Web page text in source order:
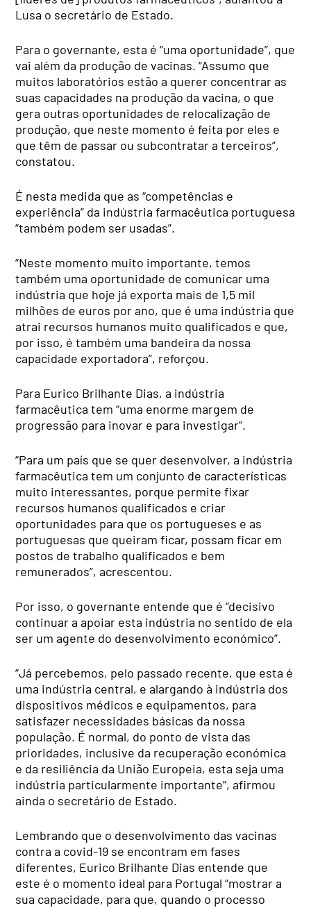
Lusa o secretário de Estado.
Para o governante, esta é “uma oportunidade”, que
vai além da produção de vacinas. “Assumo que
muitos laboratórios estão a querer concentrar as
suas capacidades na produção da vacina, o que
gera outras oportunidades de relocalização de
produção, que neste momento é feita por eles e
que têm de passar ou subcontratar a terceiros”,
constatou.
É nesta medida que as “competências e
experiência” da indústria farmacêutica portuguesa
“também podem ser usadas”.
“Neste momento muito importante, temos
também uma oportunidade de comunicar uma
indústria que hoje já exporta mais de 1,5 mil
milhões de euros por ano, que é uma indústria que
atrai recursos humanos muito qualificados e que,
por isso, é também uma bandeira da nossa
capacidade exportadora”, reforçou.
Para Eurico Brilhante Dias, a indústria
farmacêutica tem “uma enorme margem de
progressão para inovar e para investigar”.
“Para um país que se quer desenvolver, a indústria
farmacêutica tem um conjunto de características
muito interessantes, porque permite fixar
recursos humanos qualificados e criar
oportunidades para que os portugueses e as
portuguesas que queiram ficar, possam ficar em
postos de trabalho qualificados e bem
remunerados”, acrescentou.
Por isso, o governante entende que é “decisivo
continuar a apoiar esta indústria no sentido de ela
ser um agente do desenvolvimento económico”.
“Já percebemos, pelo passado recente, que esta é
uma indústria central, e alargando à indústria dos
dispositivos médicos e equipamentos, para
satisfazer necessidades básicas da nossa
população. É normal, do ponto de vista das
prioridades, inclusive da recuperação económica
e da resiliência da União Europeia, esta seja uma
indústria particularmente importante”, afirmou
ainda o secretário de Estado.
Lembrando que o desenvolvimento das vacinas
contra a covid-19 se encontram em fases
diferentes, Eurico Brilhante Dias entende que
este é o momento ideal para Portugal “mostrar a
sua capacidade, para que, quando o processo